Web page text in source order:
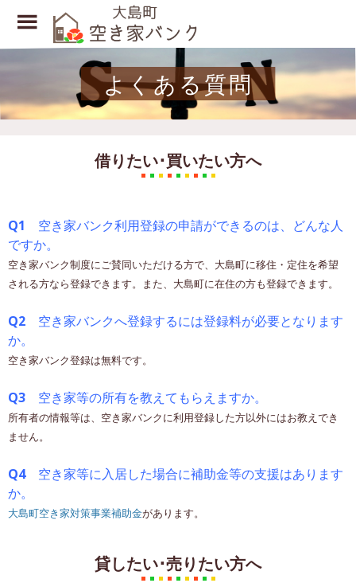
content
Toggle
Menu
よくある質問
借りたい･買いたい方へ
Q1 空き家バンク利用登録の申請ができるのは、どんな人
ですか。
空き家バンク制度にご賛同いただける方で、大島町に移住・定住を希望
される方なら登録できます。また、大島町に在住の方も登録できます。
Q2 空き家バンクへ登録するには登録料が必要となります
か。
空き家バンク登録は無料です。
Q3 空き家等の所有を教えてもらえますか。
所有者の情報等は、空き家バンクに利用登録した方以外にはお教えでき
ません。
Q4 空き家等に入居した場合に補助金等の支援はあります
か。
大島町空き家対策事業補助金があります。
貸したい･売りたい方へ